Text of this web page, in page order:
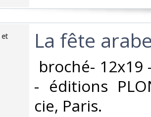
et
‎La fête
broché-
- éditions
cie, Paris. ‎